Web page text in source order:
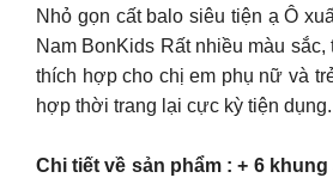
Nhỏ gọn cất balo siêu tiện ạ Ô
Nam BonKids Rất nhiều màu
thích hợp cho chị em phụ nữ và
hợp thời trang lại cực kỳ tiện dụng.
Chi tiết về sản phẩm : + 6